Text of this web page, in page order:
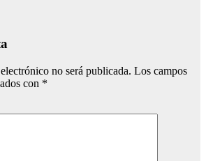
no será publicada. Los campos
con *